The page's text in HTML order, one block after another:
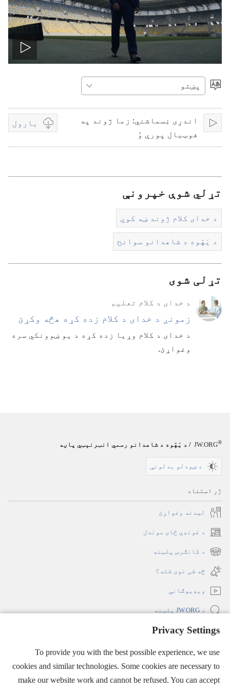
Privacy Settings
To provide you with the best possible experience, we use
cookies and similar technologies. Some cookies are necessary to
make our website work and cannot be refused. You can accept
ویډیو
کړئ
ژبه
کړئ
اندرِی نِسماشني: زما ژوند په
فوټبال پورې وُ‏
بارول
Video
تړلي شوې خپرونې
د خدای کلام ژوند ښه کوي
د یَهّوه د شاهدانو سوانح
تړلی شوی
د خدای د کلام تعلیم
زمونږ د خدای د کلام زده کړه هڅه وکړئ
د خدای د کلام وړیا زده کړه د یو ښوونکي سره
وغواړئ.‏
JW.ORG®
/ د یَهّوه د شاهدانو رسمي انټرنېټي پاڼه
د ښودلو بدلونې
ژر استناد
لیدنه وغواړئ
د غونډې ځای موندل
(opens
new
د کانګرس پلټنه
(opens
new
څه شی نوی شته؟‏
ویډیوګانې
د JW.ORG پلټنه
new
window)د کتونکي برج انټرنېټي کتابتون
(opens
new